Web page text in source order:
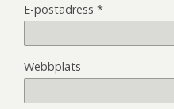
E-postadress *
Webbplats